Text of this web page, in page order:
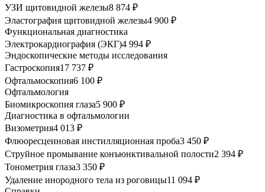
УЗИ щитовидной железы8 874 ₽
Эластография щитовидной железы4 900 ₽
Функциональная диагностика
Электрокардиография (ЭКГ)4 994 ₽
Эндоскопические методы исследования
Гастроскопия17 737 ₽
Офтальмоскопия6 100 ₽
Офтальмология
Биомикроскопия глаза5 900 ₽
Диагностика в офтальмологии
Визометрия4 013 ₽
Флюоресцеиновая инстилляционная проба3 450 ₽
Струйное промывание конъюнктивальной полости2 394 ₽
Тонометрия глаза3 350 ₽
Удаление инородного тела из роговицы11 094 ₽